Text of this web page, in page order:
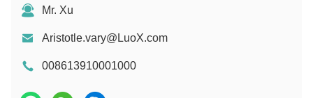
Mr. Xu
Aristotle.vary@LuoX.com
008613910001000